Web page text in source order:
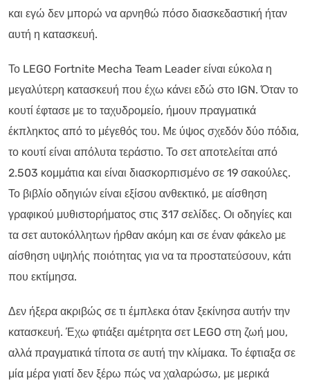
και εγώ δεν μπορώ να αρνηθώ πόσο διασκεδαστική ήταν
αυτή η κατασκευή.
Το LEGO Fortnite Mecha Team Leader είναι εύκολα η
μεγαλύτερη κατασκευή που έχω κάνει εδώ στο IGN. Όταν το
κουτί έφτασε με το ταχυδρομείο, ήμουν πραγματικά
έκπληκτος από το μέγεθός του. Με ύψος σχεδόν δύο πόδια,
το κουτί είναι απόλυτα τεράστιο. Το σετ αποτελείται από
2.503 κομμάτια και είναι διασκορπισμένο σε 19 σακούλες.
Το βιβλίο οδηγιών είναι εξίσου ανθεκτικό, με αίσθηση
γραφικού μυθιστορήματος στις 317 σελίδες. Οι οδηγίες και
τα σετ αυτοκόλλητων ήρθαν ακόμη και σε έναν φάκελο με
αίσθηση υψηλής ποιότητας για να τα προστατεύσουν, κάτι
που εκτίμησα.
Δεν ήξερα ακριβώς σε τι έμπλεκα όταν ξεκίνησα αυτήν την
κατασκευή. Έχω φτιάξει αμέτρητα σετ LEGO στη ζωή μου,
αλλά πραγματικά τίποτα σε αυτή την κλίμακα. Το έφτιαξα σε
μία μέρα γιατί δεν ξέρω πώς να χαλαρώσω, με μερικά